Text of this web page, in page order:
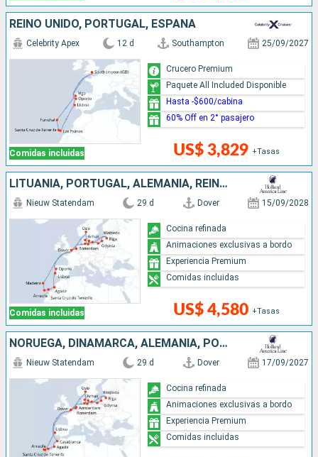
REINO UNIDO, PORTUGAL, ESPAÑA
Comidas incluidas
Celebrity Apex 12 d Southampton 25/09/2027
US$ 3,829 +Tasas
Crucero Premium
Paquete All Included Disponible
Hasta -$600/cabina
60% Off en 2° pasajero
LITUANIA, PORTUGAL, ALEMANIA, REINO UNIDO, DINAMARCA, POLONIA, PAISES BAJOS, NORUEGA, MARRUECOS, LETONIA
Comidas incluidas
Nieuw Statendam 29 d Dover 15/09/2028
US$ 4,580 +Tasas
Cocina refinada
Animaciones exclusivas a bordo
Experiencia Premium
Comidas incluidas
NORUEGA, DINAMARCA, ALEMANIA, POLONIA, LITUANIA, LETONIA, PAISES BAJOS, MARRUECOS, PORTUGAL, REINO UNIDO
Nieuw Statendam 29 d Dover 17/09/2027
Cocina refinada
Animaciones exclusivas a bordo
Experiencia Premium
Comidas incluidas